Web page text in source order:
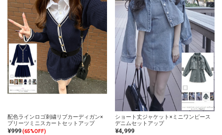
配色ラインロゴ刺繍リブカーディガン×
プリーツミニスカートセットアップ
¥999(65%OFF)
ショート丈ジャケット×ミニワンピース
デニムセットアップ
¥4,999